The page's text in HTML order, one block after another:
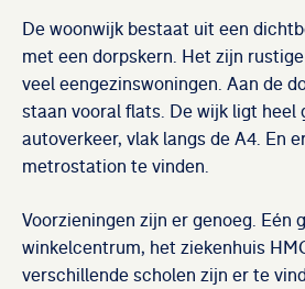
De woonwijk bestaat uit een
met een dorpskern. Het zijn
veel eengezinswoningen. Aan de
staan vooral flats. De wijk ligt heel
autoverkeer, vlak langs de A4. En
metrostation te vinden.
Voorzieningen zijn er genoeg. Eén
winkelcentrum, het ziekenhuis
verschillende scholen zijn er te